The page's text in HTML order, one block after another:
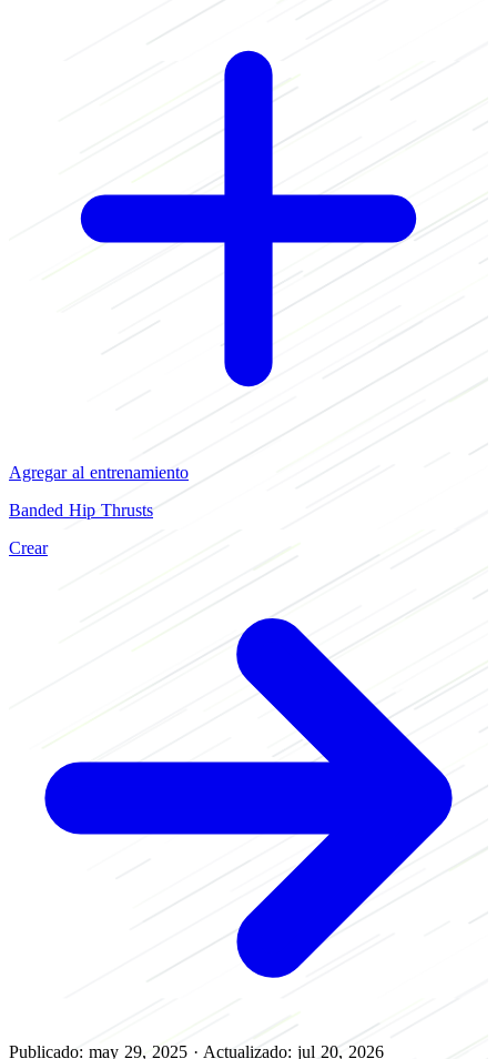
Agregar al entrenamiento
Banded Hip Thrusts
Crear
Publicado: may 29, 2025 · Actualizado: jul 20, 2026